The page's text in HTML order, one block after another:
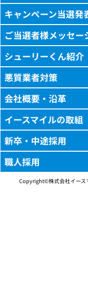
キャンペーン当選発
ご当選者様メッセー
シューリーくん紹介
悪質業者対策
会社概要・沿革
イースマイルの取組
新卒・中途採用
職人採用
Copyright©株式会社イース